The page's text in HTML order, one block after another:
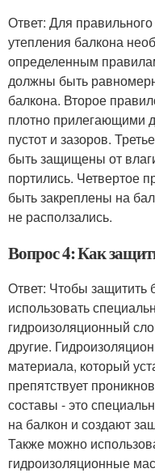
Ответ: Для
утепления балкона
определенным
должны быть
балкона. Второе
плотно прилегающими
пустот и зазоров.
быть защищены от
портились. Четвертое
быть закреплены на
не расползались.
Вопрос 4: Как
Ответ: Чтобы защитить
использовать
гидроизоляционный
другие.
материала, который
препятствует
составы - это
на балкон и создают
Также можно
гидроизоляционные